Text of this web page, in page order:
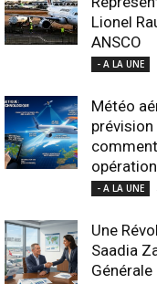
Lionel
ANSCO
- A LA UNE
Météo
prévision
- A LA UNE
Une
Saadia
Générale